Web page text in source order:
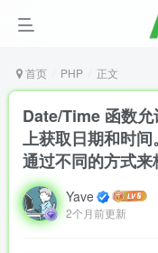
首页 PHP 正文
Date/Time 函数
上获取日期和时
通过不同的方式来
Yave
2个月前更新